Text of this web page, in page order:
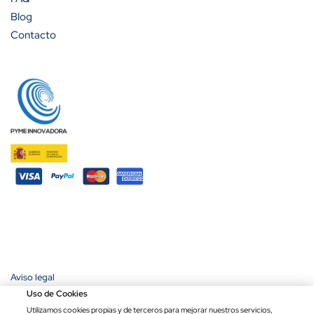
Blog
Contacto
Aviso legal
Política de privacidad
Uso de Cookies
Utilizamos cookies propias y de terceros para mejorar nuestros servicios,